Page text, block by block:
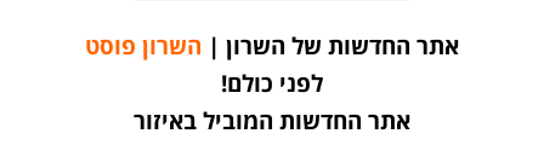
אתר החדשות של השרון | השרון פוסט
לפני כולם!
אתר החדשות המוביל באיזור